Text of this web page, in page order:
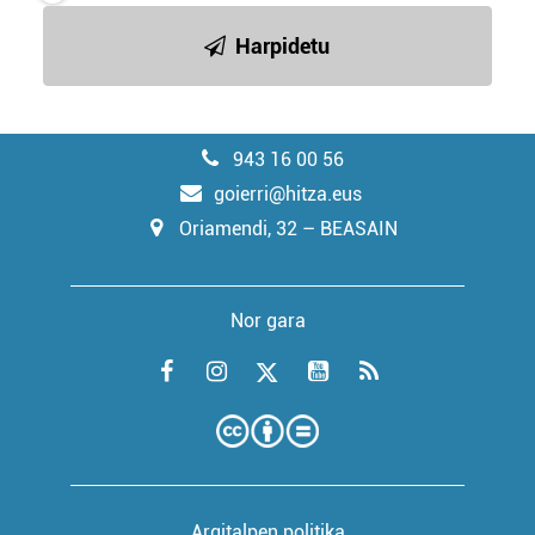
Harpidetu
943 16 00 56
goierri@hitza.eus
Oriamendi, 32 – BEASAIN
Nor gara